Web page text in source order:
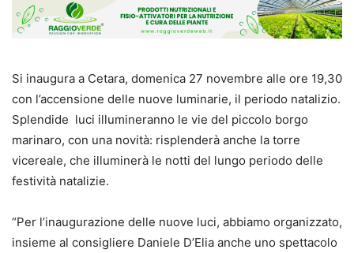
Si inaugura a Cetara, domenica 27 novembre alle ore 19,30
con l’accensione delle nuove luminarie, il periodo natalizio.
Splendide luci illumineranno le vie del piccolo borgo
marinaro, con una novità: risplenderà anche la torre
vicereale, che illuminerà le notti del lungo periodo delle
festività natalizie.
“Per l’inaugurazione delle nuove luci, abbiamo organizzato,
insieme al consigliere Daniele D’Elia anche uno spettacolo